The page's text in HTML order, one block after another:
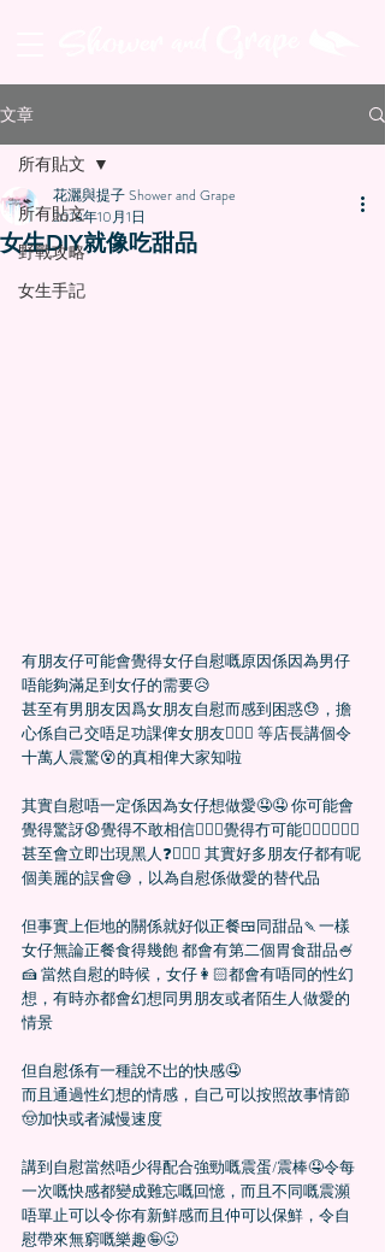
文章
所有貼文
野戰攻略
女生手記
所有貼文
女生DIY就像吃甜品
花灑與提子 Shower and Grape
2018年10月1日
有朋友仔可能會覺得女仔自慰嘅原因係因為男仔
唔能夠滿足到女仔的需要😥
甚至有男朋友因爲女朋友自慰而感到困惑😓，擔
心係自己交唔足功課俾女朋友🤦🏻‍♂ 等店長講個令
十萬人震驚😵的真相俾大家知啦
其實自慰唔一定係因為女仔想做愛🤤🤤 你可能會
覺得驚訝😧覺得不敢相信🤦🏻‍♂覺得冇可能🙅🏻‍♂🙅🏻‍♀
甚至會立即岀現黑人❓🤷🏻‍♂ 其實好多朋友仔都有呢
個美麗的誤會😅，以為自慰係做愛的替代品
但事實上佢地的關係就好似正餐🍱同甜品🍡一樣
女仔無論正餐食得幾飽 都會有第二個胃食甜品🍧
🍰 當然自慰的時候，女仔👩🏻都會有唔同的性幻
想，有時亦都會幻想同男朋友或者陌生人做愛的
情景
但自慰係有一種說不岀的快感🤤
而且通過性幻想的情感，自己可以按照故事情節
🤠加快或者減慢速度
講到自慰當然唔少得配合強勁嘅震蛋/震棒🤤令每
一次嘅快感都變成難忘嘅回憶，而且不同嘅震瀕
唔單止可以令你有新鮮感而且仲可以保鮮，令自
慰帶來無窮嘅樂趣🤪😜